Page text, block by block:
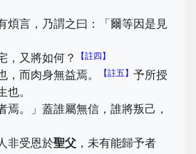
煩言，乃謂之曰：「爾等因是見
，又將如何？ 【註四】
，而肉身無益焉。 【註五】予所授
也。
焉。」蓋誰屬無信，誰將叛己，
非受恩於聖父 ，未有能歸予者